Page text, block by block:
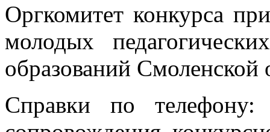
Оргкомитет конкурса
молодых
образований Смоленской
Справки по